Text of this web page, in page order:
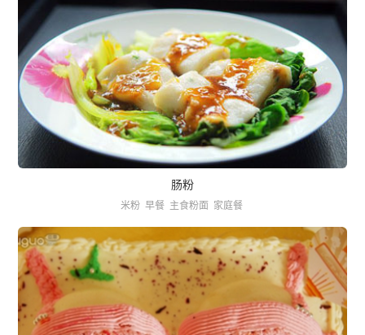
肠粉
米粉 早餐 主食粉面 家庭餐